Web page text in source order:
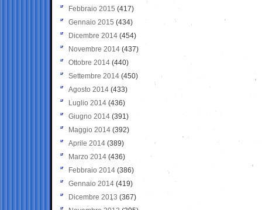
Febbraio 2015 (417)
Gennaio 2015 (434)
Dicembre 2014 (454)
Novembre 2014 (437)
Ottobre 2014 (440)
Settembre 2014 (450)
Agosto 2014 (433)
Luglio 2014 (436)
Giugno 2014 (391)
Maggio 2014 (392)
Aprile 2014 (389)
Marzo 2014 (436)
Febbraio 2014 (386)
Gennaio 2014 (419)
Dicembre 2013 (367)